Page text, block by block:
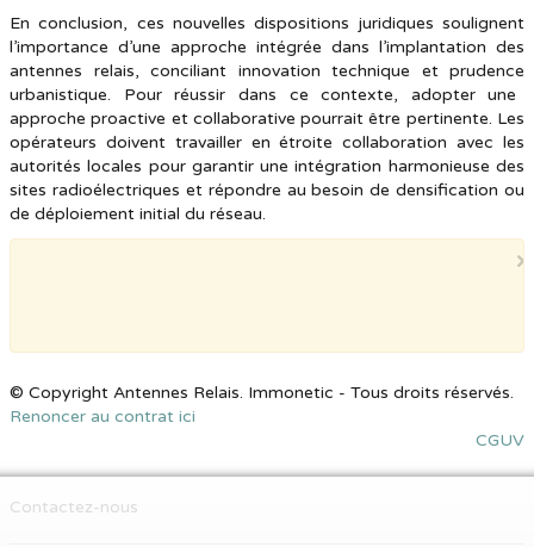
En conclusion, ces nouvelles dispositions juridiques soulignent
l’importance d’une approche intégrée dans l’implantation des
antennes relais, conciliant innovation technique et prudence
urbanistique. Pour réussir dans ce contexte, adopter une
approche proactive et collaborative pourrait être pertinente. Les
opérateurs doivent travailler en étroite collaboration avec les
autorités locales pour garantir une intégration harmonieuse des
sites radioélectriques et répondre au besoin de densification ou
de déploiement initial du réseau.
×
© Copyright Antennes Relais. Immonetic - Tous droits réservés.
Renoncer au contrat ici
CGUV
Contactez-nous